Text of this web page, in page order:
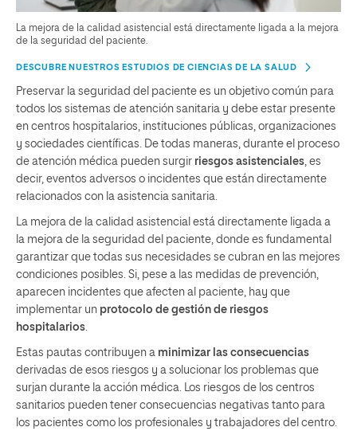
La mejora de la calidad asistencial está directamente ligada a la mejora
de la seguridad del paciente.
DESCUBRE NUESTROS ESTUDIOS DE CIENCIAS DE LA SALUD
Preservar la seguridad del paciente es un objetivo común para
todos los sistemas de atención sanitaria y debe estar presente
en centros hospitalarios, instituciones públicas, organizaciones
y sociedades científicas. De todas maneras, durante el proceso
de atención médica pueden surgir riesgos asistenciales , es
decir, eventos adversos o incidentes que están directamente
relacionados con la asistencia sanitaria.
La mejora de la calidad asistencial está directamente ligada a
la mejora de la seguridad del paciente, donde es fundamental
garantizar que todas sus necesidades se cubran en las mejores
condiciones posibles. Si, pese a las medidas de prevención,
aparecen incidentes que afecten al paciente, hay que
implementar un protocolo de gestión de riesgos
hospitalarios
Estas pautas contribuyen a minimizar las consecuencias
derivadas de esos riesgos y a solucionar los problemas que
surjan durante la acción médica. Los riesgos de los centros
sanitarios pueden tener consecuencias negativas tanto para
los pacientes como los profesionales y trabajadores del centro.